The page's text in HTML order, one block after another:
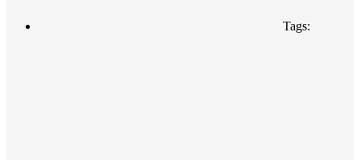
Tags: